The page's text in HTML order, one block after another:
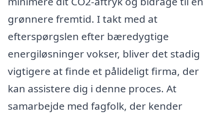
grønnere fremtid. I takt med at
efterspørgslen efter bæredygtige
energiløsninger vokser, bliver det stadig
vigtigere at finde et pålideligt firma, der
kan assistere dig i denne proces. At
samarbejde med fagfolk, der kender